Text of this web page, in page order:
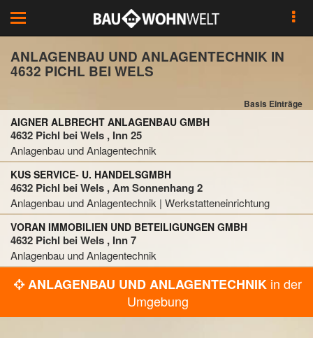
Toggle
navigation
ANLAGENBAU UND ANLAGENTECHNIK IN
4632 PICHL BEI WELS
Basis Einträge
AIGNER ALBRECHT ANLAGENBAU GMBH
4632 Pichl bei Wels , Inn 25
Anlagenbau und Anlagentechnik
KUS SERVICE- U. HANDELSGMBH
4632 Pichl bei Wels , Am Sonnenhang 2
Anlagenbau und Anlagentechnik | Werkstatteneinrichtung
VORAN IMMOBILIEN UND BETEILIGUNGEN GMBH
4632 Pichl bei Wels , Inn 7
Anlagenbau und Anlagentechnik
ANLAGENBAU UND ANLAGENTECHNIK in der
Umgebung